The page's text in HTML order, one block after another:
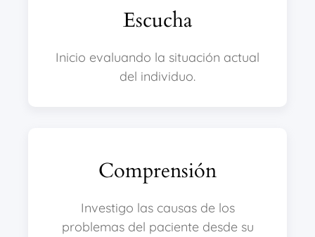
Escucha
Inicio evaluando la situación actual
del individuo.
Comprensión
Investigo las causas de los
problemas del paciente desde su